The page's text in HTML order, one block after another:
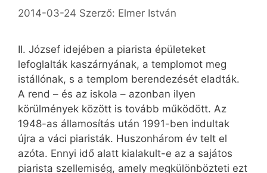
2014-03-24 Szerző: Elmer István
II. József idejében a piarista épületeket
lefoglalták kaszárnyának, a templomot meg
istállónak, s a templom berendezését eladták.
A rend – és az iskola – azonban ilyen
körülmények között is tovább működött. Az
1948-as államosítás után 1991-ben indultak
újra a váci piaristák. Huszonhárom év telt el
azóta. Ennyi idő alatt kialakult-e az a sajátos
piarista szellemiség, amely megkülönbözteti ezt